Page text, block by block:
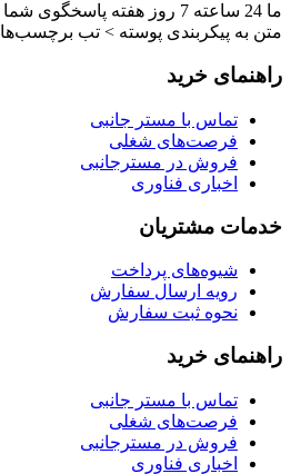
ما 24 ساعته 7 روز هفته
متن به پیکربندی پوسته > تب برچسب‌ها
راهنمای خرید
تماس با مستر جانبی
فرصت‌های شغلی
فروش در مسترجانبی
اخباری فناوری
خدمات مشتریان
شیوه‌های پرداخت
رویه ارسال سفارش
نحوه ثبت سفارش
راهنمای خرید
تماس با مستر جانبی
فرصت‌های شغلی
فروش در مسترجانبی
اخباری فناوری